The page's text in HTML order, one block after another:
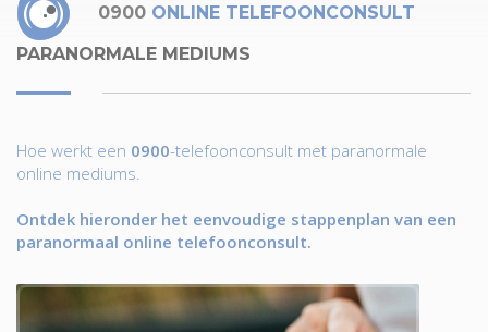
0900 ONLINE TELEFOONCONSULT
PARANORMALE MEDIUMS
Hoe werkt een 0900-telefoonconsult met paranormale
online mediums.
Ontdek hieronder het eenvoudige stappenplan van een
paranormaal online telefoonconsult.